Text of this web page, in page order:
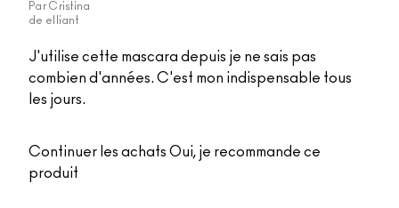
Par Cristina
de elliant
J'utilise cette mascara depuis je ne sais pas
combien d'années. C'est mon indispensable tous
les jours.
Continuer les achats Oui, je recommande ce
produit